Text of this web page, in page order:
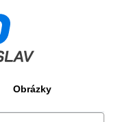
Obrázky